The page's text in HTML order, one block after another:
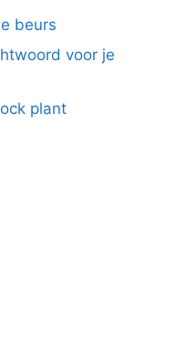
beurs
voor je
plant